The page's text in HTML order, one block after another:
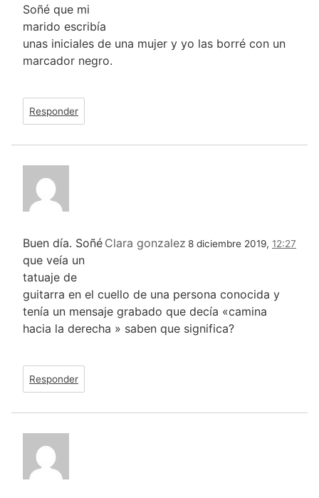
Soñé que mi
marido escribía
unas iniciales de una mujer y yo las borré con un
marcador negro.
Responder
Clara gonzalez 8 diciembre 2019, 12:27
Buen día. Soñé
que veía un
tatuaje de
guitarra en el cuello de una persona conocida y
tenía un mensaje grabado que decía «camina
hacia la derecha » saben que significa?
Responder